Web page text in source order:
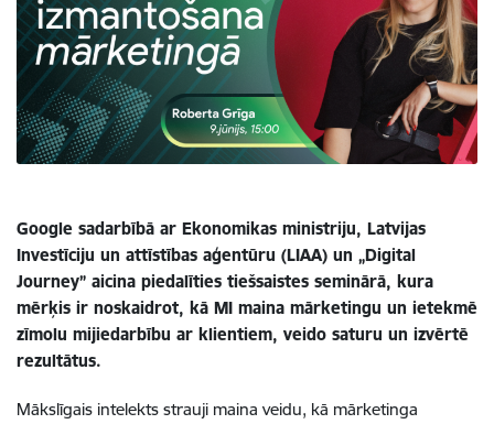
Google sadarbībā ar Ekonomikas ministriju, Latvijas
Investīciju un attīstības aģentūru (LIAA) un „Digital
Journey” aicina piedalīties tiešsaistes seminārā, kura
mērķis ir noskaidrot, kā MI maina mārketingu un ietekmē
zīmolu mijiedarbību ar klientiem, veido saturu un izvērtē
rezultātus.
Mākslīgais intelekts strauji maina veidu, kā mārketinga